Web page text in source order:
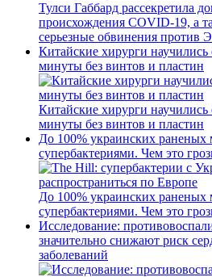
Тулси Габбард рассекретила
происхождения COVID-19, а
серьезные обвинения против
Китайские хирурги научились
минуты без винтов и пластин
Китайские хирурги научились
минуты без винтов и пластин
До 100% украинских раненых
супербактериями. Чем это
До 100% украинских раненых
супербактериями. Чем это
Исследование:
значительно снижают риск
заболеваний